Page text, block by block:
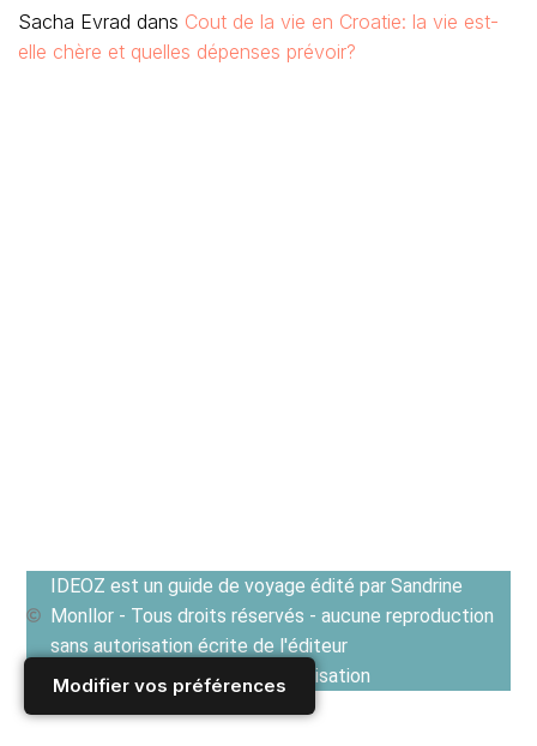
Modifier vos préférences
Sacha Evrad dans Cout de la vie en Croatie: la vie est-
elle chère et quelles dépenses prévoir?
IDEOZ est un guide de voyage édité par Sandrine
Monllor - Tous droits réservés - aucune reproduction
sans autorisation écrite de l'éditeur
Voir les Conditions générales d'utilisation